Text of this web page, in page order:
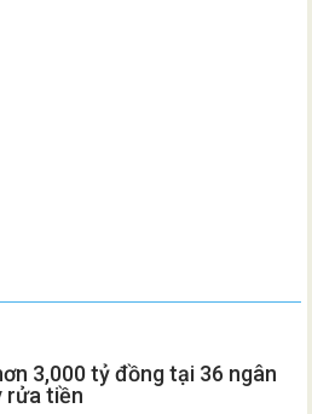
3,000 tỷ đồng tại 36 ngân
rửa tiền